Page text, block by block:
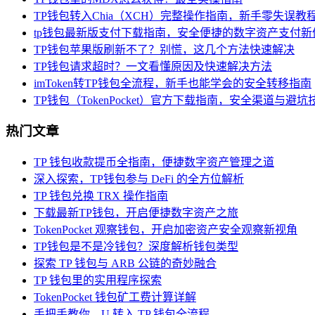
TP钱包转入Chia（XCH）完整操作指南，新手零失误教
tp钱包最新版支付下载指南，安全便捷的数字资产支付新
TP钱包苹果版刷新不了？别慌，这几个方法快速解决
TP钱包请求超时？一文看懂原因及快速解决方法
imToken转TP钱包全流程，新手也能学会的安全转移指南
TP钱包（TokenPocket）官方下载指南，安全渠道与避坑
热门文章
TP 钱包收款提币全指南，便捷数字资产管理之道
深入探索，TP钱包参与 DeFi 的全方位解析
TP 钱包兑换 TRX 操作指南
下载最新TP钱包，开启便捷数字资产之旅
TokenPocket 观察钱包，开启加密资产安全观察新视角
TP钱包是不是冷钱包？深度解析钱包类型
探索 TP 钱包与 ARB 公链的奇妙融合
TP 钱包里的实用程序探索
TokenPocket 钱包矿工费计算详解